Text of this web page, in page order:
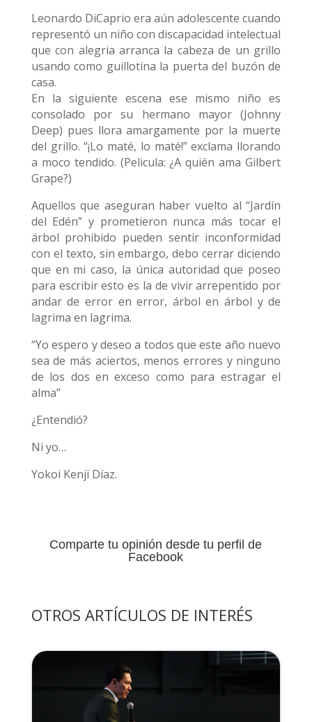
Leonardo DiCaprio era aún adolescente cuando
representó un niño con discapacidad intelectual
que con alegria arranca la cabeza de un grillo
usando como guillotina la puerta del buzón de
casa.
En la siguiente escena ese mismo niño es
consolado por su hermano mayor (Johnny
Deep) pues llora amargamente por la muerte
del grillo. “¡Lo maté, lo maté!” exclama llorando
a moco tendido. (Pelicula: ¿A quién ama Gilbert
Grape?)
Aquellos que aseguran haber vuelto al “Jardín
del Edén” y prometieron nunca más tocar el
árbol prohibido pueden sentir inconformidad
con el texto, sin embargo, debo cerrar diciendo
que en mi caso, la única autoridad que poseo
para escribir esto es la de vivir arrepentido por
andar de error en error, árbol en árbol y de
lagrima en lagrima.
“Yo espero y deseo a todos que este año nuevo
sea de más aciertos, menos errores y ninguno
de los dos en exceso como para estragar el
alma”
¿Entendió?
Ni yo…
Yokoi Kenji Díaz.
Comparte tu opinión desde tu perfil de
Facebook
OTROS ARTÍCULOS DE INTERÉS